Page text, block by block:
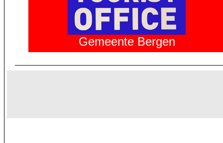
Gemeente Bergen